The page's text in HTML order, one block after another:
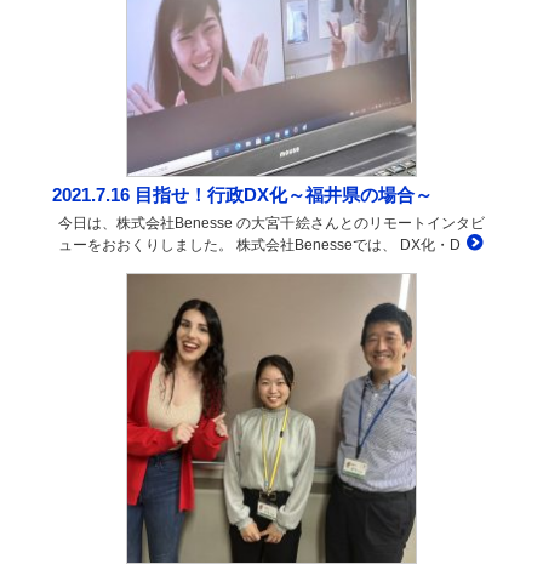
2021.7.16 目指せ！行政DX化～福井県の場合～
今日は、株式会社Benesse の大宮千絵さんとのリモートインタビ
ューをおおくりしました。 株式会社Benesseでは、 DX化・D